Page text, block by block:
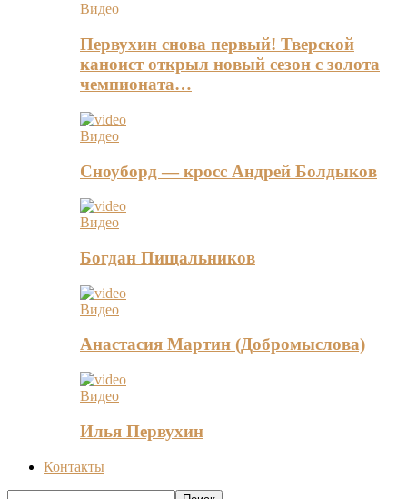
Видео
Первухин снова первый! Тверской
каноист открыл новый сезон с золота
чемпионата…
Видео
Сноуборд — кросс Андрей Болдыков
Видео
Богдан Пищальников
Видео
Анастасия Мартин (Добромыслова)
Видео
Илья Первухин
Контакты